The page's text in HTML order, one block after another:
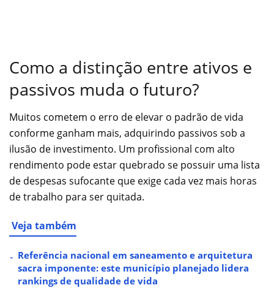
Como a distinção entre ativos e
passivos muda o futuro?
Muitos cometem o erro de elevar o padrão de vida
conforme ganham mais, adquirindo passivos sob a
ilusão de investimento. Um profissional com alto
rendimento pode estar quebrado se possuir uma lista
de despesas sufocante que exige cada vez mais horas
de trabalho para ser quitada.
Veja também
Referência nacional em saneamento e arquitetura
sacra imponente: este município planejado lidera
rankings de qualidade de vida